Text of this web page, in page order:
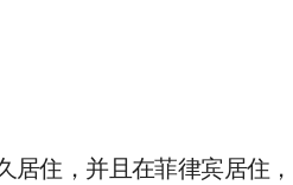
居住，并且在菲律宾居住，